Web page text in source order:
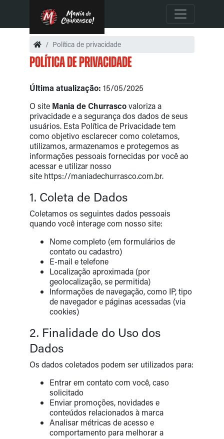
Política de privacidade
Política de privacidade
Última atualização: 15/05/2025
O site Mania de Churrascovaloriza a
privacidade e a segurança dos dados de seus
usuários. Esta Política de Privacidade tem
como objetivo esclarecer como coletamos,
utilizamos, armazenamos e protegemos as
informações pessoais fornecidas por você ao
acessar e utilizar nosso
site https://maniadechurrasco.com.br.
1. Coleta de Dados
Coletamos os seguintes dados pessoais
quando você interage com nosso site:
Nome completo (em formulários de
contato ou cadastro)
E-mail e telefone
Localização aproximada (por
geolocalização, se permitida)
Informações de navegação, como IP, tipo
de navegador e páginas acessadas (via
cookies)
2. Finalidade do Uso dos
Dados
Os dados coletados podem ser utilizados para:
Entrar em contato com você, caso
solicitado
Enviar promoções, novidades e
conteúdos relacionados à marca
Analisar métricas de acesso e
comportamento para melhorar a